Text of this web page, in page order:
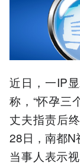
近日，一IP
称，“怀孕三
丈夫指责后
28日，南都N
当事人表示